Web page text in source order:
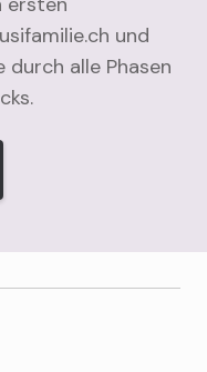
und
alle Phasen